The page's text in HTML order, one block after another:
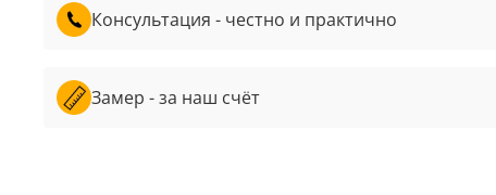
Консультация - честно и практично
Замер - за наш счёт